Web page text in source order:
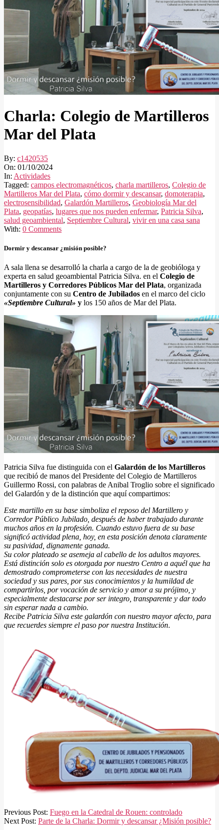
Charla: Colegio de Martilleros
Mar del Plata
By: c1420535
On: 01/10/2024
In: Actividades
Tagged: campos electromagnéticos, charla martilleros, Colegio de
Martilleros Mar del Plata, cómo dormir y descansar, domoterapia,
electrosensibilidad, Galardón Martilleros, Geobiología Mar del
Plata, geopatías, lugares que nos pueden enfermar, Patricia Silva,
salud geoambiental, Septiembre Cultural, vivir en una casa sana
With: 0 Comments
Dormir y descansar ¿misión posible?
A sala llena se desarrolló la charla a cargo de la de geobióloga y
experta en salud geoambiental Patricia Silva. en el Colegio de
Martilleros y Corredores Públicos Mar del Plata, organizada
conjuntamente con su Centro de Jubilados en el marco del ciclo
«Septiembre Cultural» y los 150 años de Mar del Plata.
Patricia Silva fue distinguida con el Galardón de los Martilleros
que recibió de manos del Presidente del Colegio de Martilleros
Guillermo Rossi, con palabras de Anibal Troglio sobre el significado
del Galardón y de la distinción que aquí compartimos:
Este martillo en su base simboliza el reposo del Martillero y
Corredor Público Jubilado, después de haber trabajado durante
muchos años en la profesión. Cuando estuvo fuera de su base
significó actividad plena, hoy, en esta posición denota claramente
su pasividad, dignamente ganada.
Su color plateado se asemeja al cabello de los adultos mayores.
Está distinción solo es otorgada por nuestro Centro a aquél que ha
demostrado comprometerse con las necesidades de nuestra
sociedad y sus pares, por sus conocimientos y la humildad de
compartirlos, por vocación de servicio y amor a su prójimo, y
especialmente destacarse por ser integro, transparente y dar todo
sin esperar nada a cambio.
Recibe Patricia Silva este galardón con nuestro mayor afecto, para
que recuerdes siempre el paso por nuestra Institución.
2024-
10-
Previous Post: Fuego en la Catedral de Rouen: controlado
Next Post: Parte de la Charla: Dormir y descansar ¿Misión posible?